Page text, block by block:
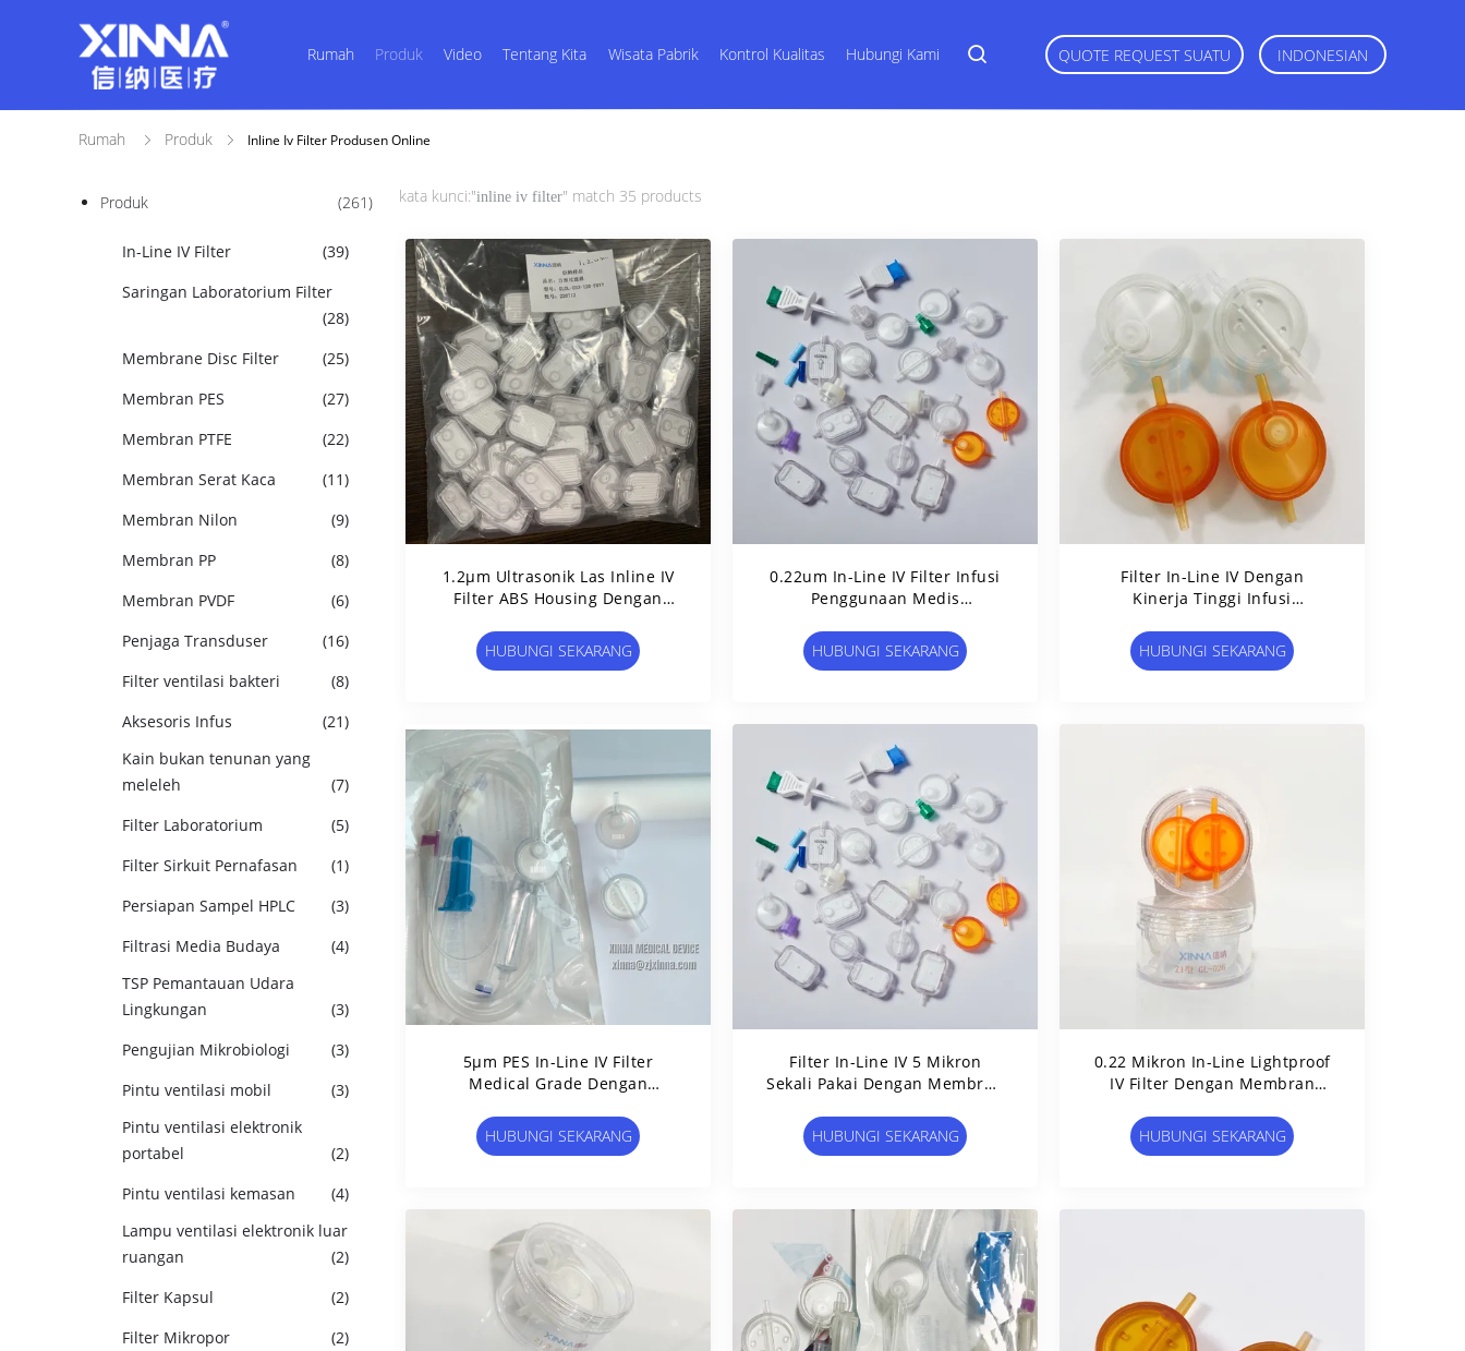
Rumah Produk Video Tentang Kita Wisata Pabrik Kontrol Kualitas Hubungi Kami QUOTE REQUEST SUATU INDONESIAN
Rumah Produk Inline Iv Filter Produsen Online
Produk (261)
In-Line IV Filter
(39)
Saringan Laboratorium Filter
(28)
Membrane Disc Filter
(25)
Membran PES
(27)
Membran PTFE
(22)
Membran Serat Kaca
(11)
Membran Nilon
(9)
Membran PP
(8)
Membran PVDF
(6)
Penjaga Transduser
(16)
Filter ventilasi bakteri
(8)
Aksesoris Infus
(21)
Kain bukan tenunan yang
meleleh
(7)
Filter Laboratorium
(5)
Filter Sirkuit Pernafasan
(1)
Persiapan Sampel HPLC
(3)
Filtrasi Media Budaya
(4)
TSP Pemantauan Udara
Lingkungan
(3)
Pengujian Mikrobiologi
(3)
Pintu ventilasi mobil
(3)
Pintu ventilasi elektronik
portabel
(2)
Pintu ventilasi kemasan
(4)
Lampu ventilasi elektronik luar
ruangan
(2)
Filter Kapsul
(2)
Filter Mikropor
(2)
kata kunci:"inline iv filter" match 35 products
1.2μm Ultrasonik Las Inline IV
Filter ABS Housing Dengan
HUBUNGI SEKARANG
0.22um In-Line IV Filter Infusi
Penggunaan Medis
Obat Dari Farmasi Kritis
HUBUNGI SEKARANG
Filter In-Line IV Dengan
Kinerja Tinggi Infusi
Ukuran Pore 0,2-5 Mm
HUBUNGI SEKARANG
5μm PES In-Line IV Filter
Medical Grade Dengan
HUBUNGI SEKARANG
Filter In-Line IV 5 Mikron
Sekali Pakai Dengan Membran
HUBUNGI SEKARANG
0.22 Mikron In-Line Lightproof
IV Filter Dengan Membran
HUBUNGI SEKARANG